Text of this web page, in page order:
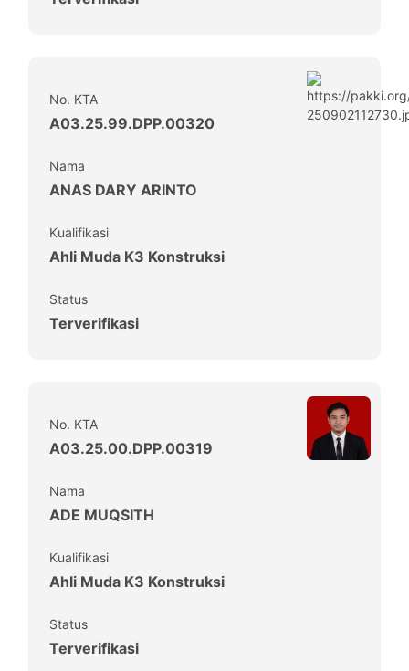
No. KTA
A03.25.99.DPP.00320
Nama
ANAS DARY ARINTO
Kualifikasi
Ahli Muda K3 Konstruksi
Status
Terverifikasi
No. KTA
A03.25.00.DPP.00319
Nama
ADE MUQSITH
Kualifikasi
Ahli Muda K3 Konstruksi
Status
Terverifikasi